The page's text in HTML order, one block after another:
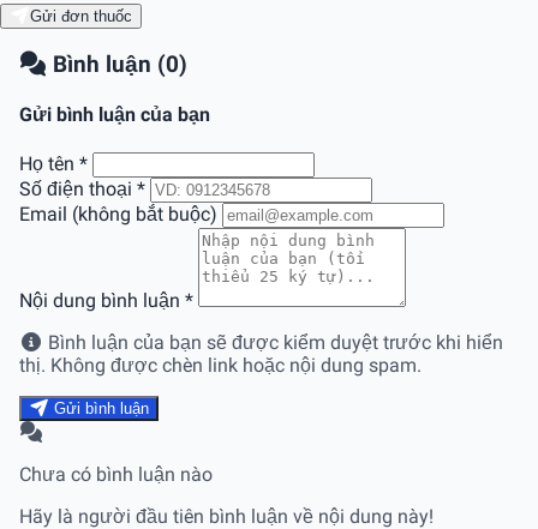
Gửi đơn thuốc
Bình luận (0)
Gửi bình luận của bạn
Họ tên *
Số điện thoại *
Email (không bắt buộc)
Nội dung bình luận *
Bình luận của bạn sẽ được kiểm duyệt trước khi hiển
thị. Không được chèn link hoặc nội dung spam.
Gửi bình luận
Chưa có bình luận nào
Hãy là người đầu tiên bình luận về nội dung này!